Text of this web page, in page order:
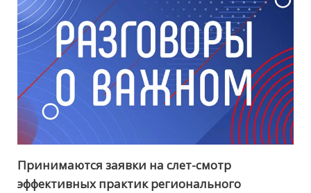
Принимаются заявки на слет-смотр
эффективных практик регионального